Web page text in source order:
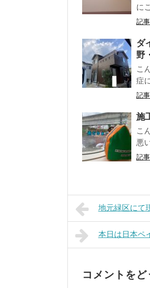
に
記
ダ
野
こ
症
記
施
こ
悪
記
地元緑区にて
本日は日本ペ
コメントをど